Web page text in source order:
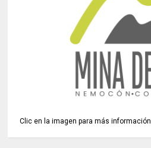
Clic en la imagen para más información